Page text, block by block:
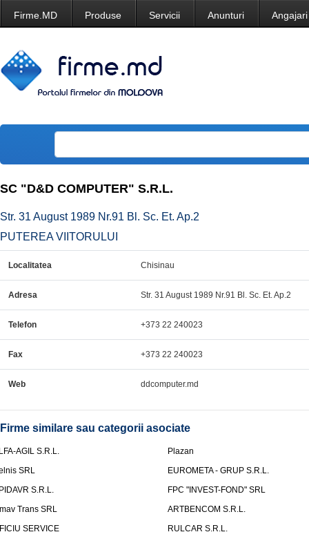
Firme.MD Produse Servicii Anunturi Angajari
SC "D&D COMPUTER" S.R.L.
Str. 31 August 1989 Nr.91 Bl. Sc. Et. Ap.2
PUTEREA VIITORULUI
Localitatea Chisinau
Adresa Str. 31 August 1989 Nr.91 Bl. Sc. Et. Ap.2
Telefon +373 22 240023
Fax +373 22 240023
Web ddcomputer.md
Firme similare sau categorii asociate
AGIL S.R.L.
Plazan
SRL
EUROMETA - GRUP S.R.L.
S.R.L.
FPC "INVEST-FOND" SRL
Trans SRL
ARTBENCOM S.R.L.
SERVICE
RULCAR S.R.L.